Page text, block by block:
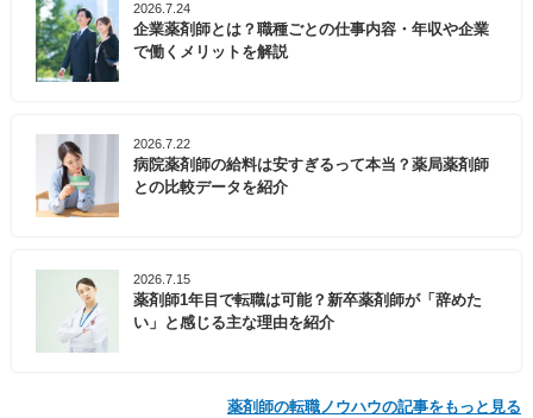
2026.7.24
企業薬剤師とは？職種ごとの仕事内容・年収や企業
で働くメリットを解説
2026.7.22
病院薬剤師の給料は安すぎるって本当？薬局薬剤師
との比較データを紹介
2026.7.15
薬剤師1年目で転職は可能？新卒薬剤師が「辞めた
い」と感じる主な理由を紹介
薬剤師の転職ノウハウの記事をもっと見る